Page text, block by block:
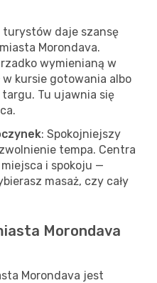
turystów daje szansę
Morondava.
wymienianą w
kursie gotowania albo
Tu ujawnia się
: Spokojniejszy
tempa. Centra
i spokoju —
masaż, czy cały
Morondava
Morondava jest